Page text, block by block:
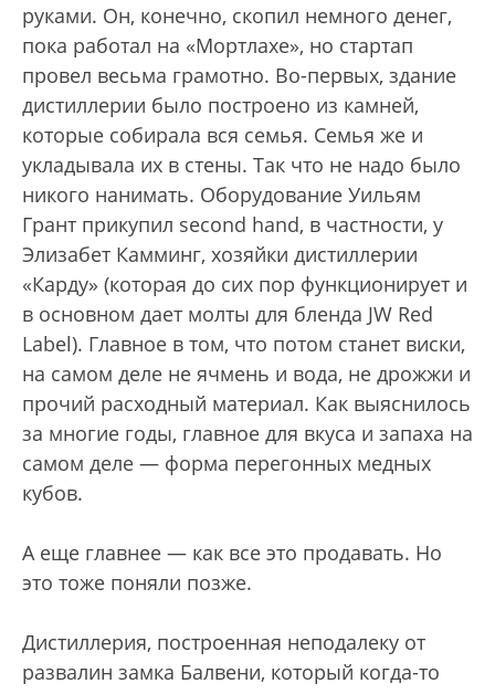
руками. Он, конечно, скопил немного денег,
пока работал на «Мортлахе», но стартап
провел весьма грамотно. Во-первых, здание
дистиллерии было построено из камней,
которые собирала вся семья. Семья же и
укладывала их в стены. Так что не надо было
никого нанимать. Оборудование Уильям
Грант прикупил second hand, в частности, у
Элизабет Камминг, хозяйки дистиллерии
«Карду» (которая до сих пор функционирует и
в основном дает молты для бленда JW Red
Label). Главное в том, что потом станет виски,
на самом деле не ячмень и вода, не дрожжи и
прочий расходный материал. Как выяснилось
за многие годы, главное для вкуса и запаха на
самом деле — форма перегонных медных
кубов.
А еще главнее — как все это продавать. Но
это тоже поняли позже.
Дистиллерия, построенная неподалеку от
развалин замка Балвени, который когда-то